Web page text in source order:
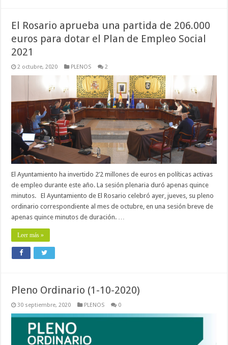
El Rosario aprueba una partida de 206.000
euros para dotar el Plan de Empleo Social
2021
2 octubre, 2020 PLENOS 2
El Ayuntamiento ha invertido 2’2 millones de euros en políticas activas
de empleo durante este año. La sesión plenaria duró apenas quince
minutos. El Ayuntamiento de El Rosario celebró ayer, jueves, su pleno
ordinario correspondiente al mes de octubre, en una sesión breve de
apenas quince minutos de duración. …
Leer más »
Pleno Ordinario (1-10-2020)
30 septiembre, 2020 PLENOS 0